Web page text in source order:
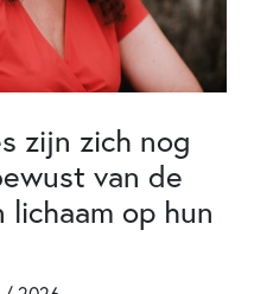
zijn zich nog
van de
lichaam op hun